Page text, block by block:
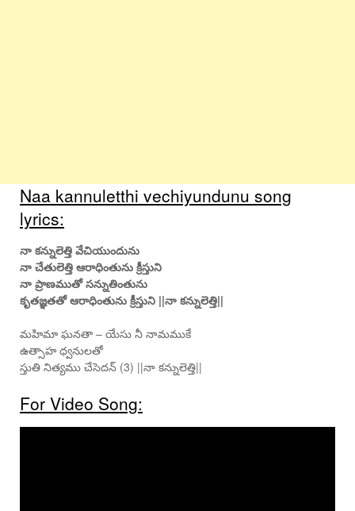
Naa kannuletthi vechiyundunu song
lyrics:
నా కన్నులెత్తి వేచియుందును
నా చేతులెత్తి ఆరాధింతును క్రీస్తుని
నా ప్రాణముతో సన్నుతింతును
కృతజ్ఞతతో ఆరాధింతును క్రీస్తుని ||నా కన్నులెత్తి||
మహిమా ఘనతా – యేసు నీ నామముకే
ఉత్సాహ ధ్వనులతో
స్తుతి నిత్యము చేసెదన్ (3) ||నా కన్నులెత్తి||
For Video Song: